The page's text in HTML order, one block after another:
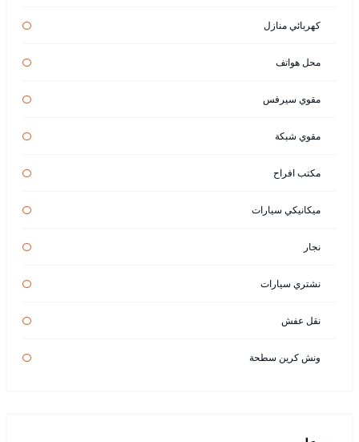
كهربائي منازل
محل هواتف
مقوي سيرفس
مقوي شبكة
مكتب افراح
ميكانيكي سيارات
نجار
نشتري سيارات
نقل عفش
ونش كرين سطحة